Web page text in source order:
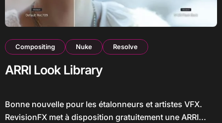
Compositing Nuke Resolve
ARRI Look Library
Bonne nouvelle pour les étalonneurs et artistes VFX.
RevisionFX met à disposition gratuitement une ARRI...